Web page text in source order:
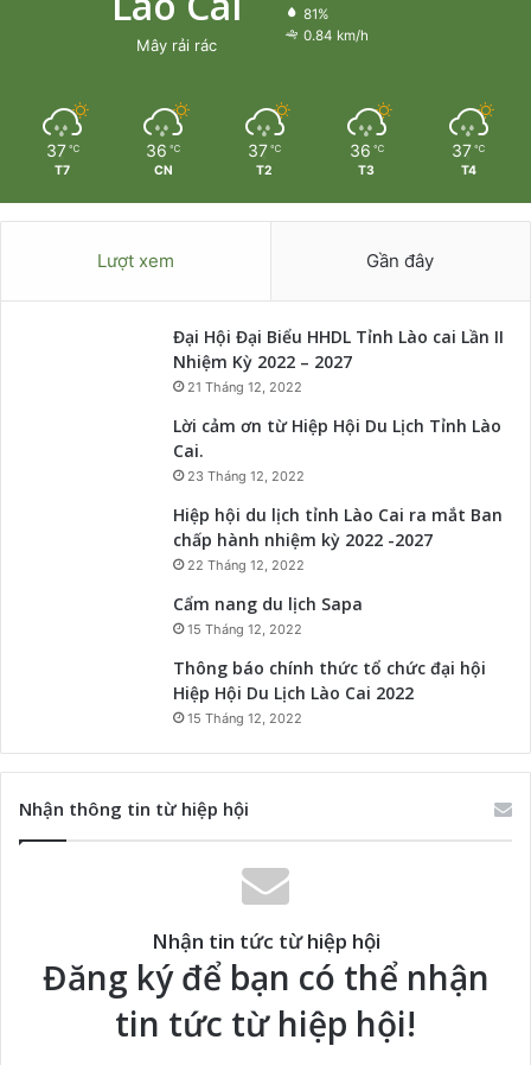
Mây rải rác
81%
0.84 km/h
37 ℃
T7
36 ℃
CN
37 ℃
T2
36 ℃
T3
37 ℃
T4
Lượt xem Gần đây
Đại Hội Đại Biểu HHDL Tỉnh Lào cai Lần II
Nhiệm Kỳ 2022 – 2027
21 Tháng 12, 2022
Lời cảm ơn từ Hiệp Hội Du Lịch Tỉnh Lào
Cai.
23 Tháng 12, 2022
Hiệp hội du lịch tỉnh Lào Cai ra mắt Ban
chấp hành nhiệm kỳ 2022 -2027
22 Tháng 12, 2022
Cẩm nang du lịch Sapa
15 Tháng 12, 2022
Thông báo chính thức tổ chức đại hội
Hiệp Hội Du Lịch Lào Cai 2022
15 Tháng 12, 2022
Nhận thông tin từ hiệp hội
Nhận tin tức từ hiệp hội
Đăng ký để bạn có thể nhận
tin tức từ hiệp hội!